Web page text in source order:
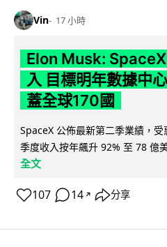
Vin 17 小時
Elon Musk:
入 目標明年數據中
蓋全球170國
SpaceX 公佈最新第二季業績，
季度收入按年飆升 92% 至 78 億
全文
107 14 ↗ 分享